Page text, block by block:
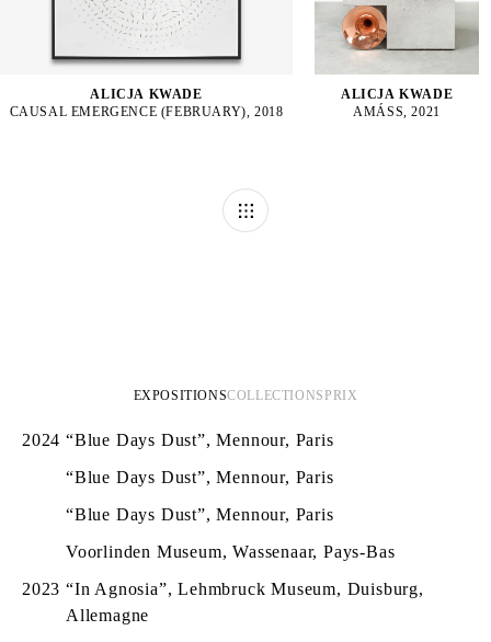
ALICJA KWADE
CAUSAL EMERGENCE (FEBRUARY), 2018
ALICJA KWADE
AMÁSS, 2021
EXPOSITIONSCOLLECTIONS PRIX
2024 “Blue Days Dust”, Mennour, Paris
“Blue Days Dust”, Mennour, Paris
“Blue Days Dust”, Mennour, Paris
Voorlinden Museum, Wassenaar, Pays-Bas
2023 “In Agnosia”, Lehmbruck Museum, Duisburg,
Allemagne